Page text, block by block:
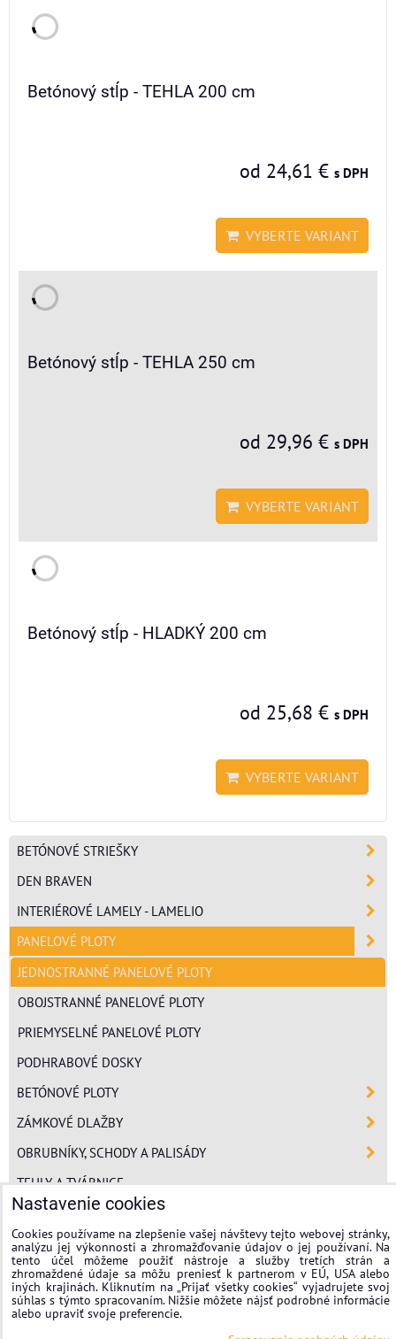
Betónový stĺp - TEHLA 200 cm
od 24,61 € s DPH
VYBERTE VARIANT
Betónový stĺp - TEHLA 250 cm
od 29,96 € s DPH
VYBERTE VARIANT
Betónový stĺp - HLADKÝ 200 cm
od 25,68 € s DPH
VYBERTE VARIANT
BETÓNOVÉ STRIEŠKY
DEN BRAVEN
INTERIÉROVÉ LAMELY - LAMELIO
PANELOVÉ PLOTY
JEDNOSTRANNÉ PANELOVÉ PLOTY
OBOJSTRANNÉ PANELOVÉ PLOTY
PRIEMYSELNÉ PANELOVÉ PLOTY
PODHRABOVÉ DOSKY
BETÓNOVÉ PLOTY
ZÁMKOVÉ DLAŽBY
OBRUBNÍKY, SCHODY A PALISÁDY
TEHLY A TVÁRNICE
POLYSTYRÉN
MINERÁLNA VLNA
FASÁDNE OMIETKY
stavplotstavebniny
Nastavenie cookies
Cookies používame na zlepšenie vašej návštevy tejto webovej stránky,
analýzu jej výkonnosti a zhromažďovanie údajov o jej používaní. Na
tento účel môžeme použiť nástroje a služby tretích strán a
zhromaždené údaje sa môžu preniesť k partnerom v EÚ, USA alebo
iných krajinách. Kliknutím na „Prijať všetky cookies“ vyjadrujete svoj
súhlas s týmto spracovaním. Nižšie môžete nájsť podrobné informácie
alebo upraviť svoje preferencie.